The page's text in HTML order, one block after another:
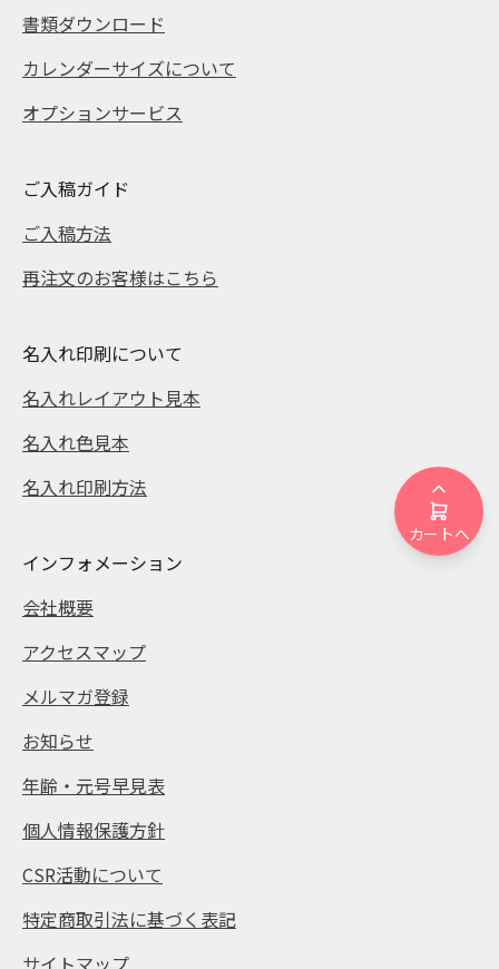
カートへ
書類ダウンロード
カレンダーサイズについて
オプションサービス
ご入稿ガイド
ご入稿方法
再注文のお客様はこちら
名入れ印刷について
名入れレイアウト見本
名入れ色見本
名入れ印刷方法
インフォメーション
会社概要
アクセスマップ
メルマガ登録
お知らせ
年齢・元号早見表
個人情報保護方針
CSR活動について
特定商取引法に基づく表記
サイトマップ